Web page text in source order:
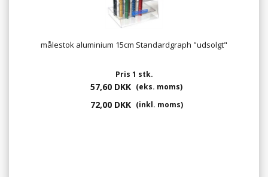
målestok aluminium 15cm Standardgraph "udsolgt"
Pris 1 stk.
57,60 DKK (eks. moms)
72,00 DKK (inkl. moms)